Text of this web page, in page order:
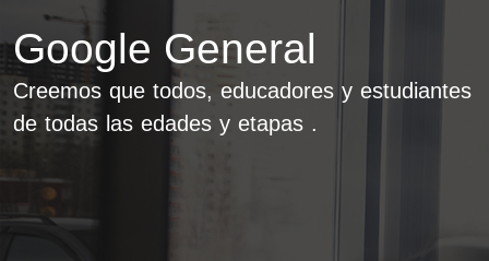
Google General
Creemos que todos, educadores y estudiantes
de todas las edades y etapas .